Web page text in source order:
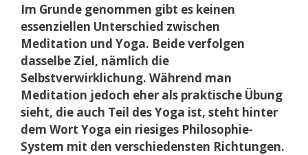
Im Grunde genommen gibt es keinen
essenziellen Unterschied zwischen
Meditation und Yoga. Beide verfolgen
dasselbe Ziel, nämlich die
Selbstverwirklichung. Während man
Meditation jedoch eher als praktische Übung
sieht, die auch Teil des Yoga ist, steht hinter
dem Wort Yoga ein riesiges Philosophie-
System mit den verschiedensten Richtungen.